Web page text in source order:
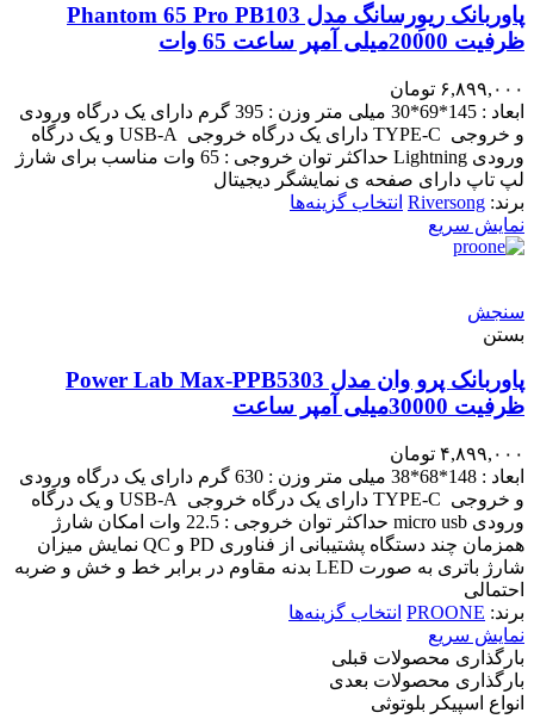
پاوربانک ریوِرسانگ مدل Phantom 65 Pro PB103
ظرفیت 20000میلی آمپر ساعت 65 وات
۶,۸۹۹,۰۰۰ تومان
ابعاد : 145*69*30 میلی متر وزن : 395 گرم دارای یک درگاه ورودی
و خروجی TYPE-C دارای یک درگاه خروجی USB-A و یک درگاه
ورودی Lightning حداکثر توان خروجی : 65 وات مناسب برای شارژ
لپ تاپ دارای صفحه ی نمایشگر دیجیتال
برند: Riversong انتخاب گزینه‌ها
نمایش سریع
سنجش
بستن
پاوربانک پرو وان مدل Power Lab Max-PPB5303
ظرفیت 30000میلی آمپر ساعت
۴,۸۹۹,۰۰۰ تومان
ابعاد : 148*68*38 میلی متر وزن : 630 گرم دارای یک درگاه ورودی
و خروجی TYPE-C دارای یک درگاه خروجی USB-A و یک درگاه
ورودی micro usb حداکثر توان خروجی : 22.5 وات امکان شارژ
همزمان چند دستگاه پشتیبانی از فناوری PD و QC نمایش میزان
شارژ باتری به صورت LED بدنه مقاوم در برابر خط و خش و ضربه
احتمالی
برند: PROONE انتخاب گزینه‌ها
نمایش سریع
بارگذاری محصولات قبلی
بارگذاری محصولات بعدی
انواع اسپیکر بلوتوثی